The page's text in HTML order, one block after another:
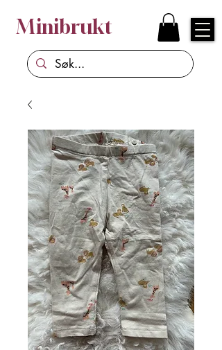
Minibrukt